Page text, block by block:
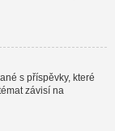
s příspěvky, které
závisí na